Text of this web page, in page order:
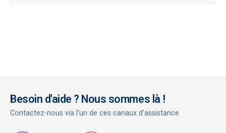
Besoin d'aide ? Nous sommes là !
Contactez-nous via l'un de ces canaux d'assistance